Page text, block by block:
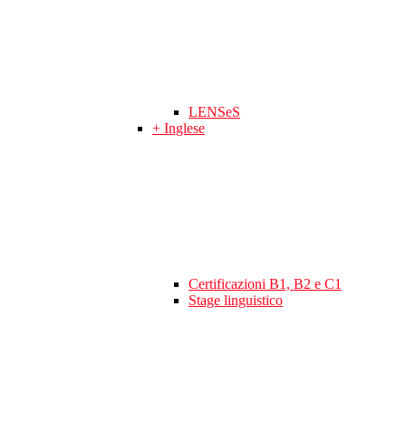
LENSeS
+ Inglese
Certificazioni B1, B2 e C1
Stage linguistico